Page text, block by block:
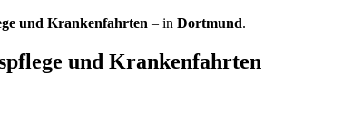
und Krankenfahrten – in Dortmund.
und Krankenfahrten